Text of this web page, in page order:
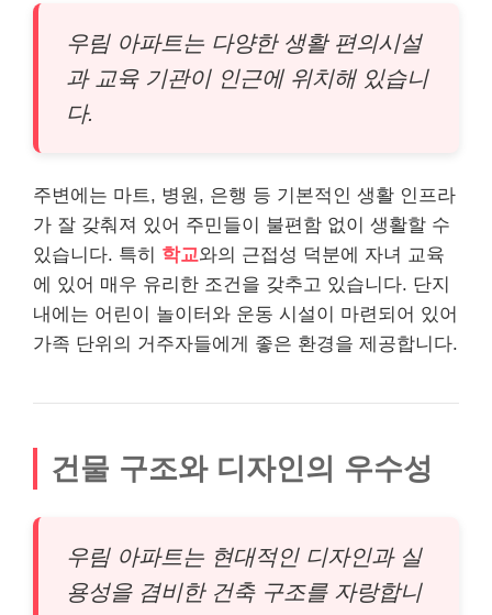
우림 아파트는 다양한 생활 편의시설
과 교육 기관이 인근에 위치해 있습니
다.
주변에는 마트, 병원, 은행 등 기본적인 생활 인프라
가 잘 갖춰져 있어 주민들이 불편함 없이 생활할 수
있습니다. 특히 학교와의 근접성 덕분에 자녀 교육
에 있어 매우 유리한 조건을 갖추고 있습니다. 단지
내에는 어린이 놀이터와 운동 시설이 마련되어 있어
가족 단위의 거주자들에게 좋은 환경을 제공합니다.
건물 구조와 디자인의 우수성
우림 아파트는 현대적인 디자인과 실
용성을 겸비한 건축 구조를 자랑합니